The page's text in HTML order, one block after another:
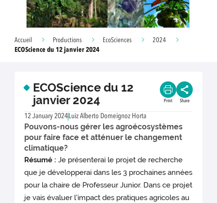
Accueil Productions EcoSciences
2024
ECOScience du 12 janvier 2024
ECOScience du 12
janvier 2024
Print Share
12 January 2024Luiz Alberto Domeignoz Horta
Pouvons-nous gérer les agroécosystèmes
pour faire face et atténuer le changement
climatique?
Résumé : Je présenterai le projet de recherche
que je développerai dans les 3 prochaines années
pour la chaire de Professeur Junior. Dans ce projet
je vais évaluer l'impact des pratiques agricoles au